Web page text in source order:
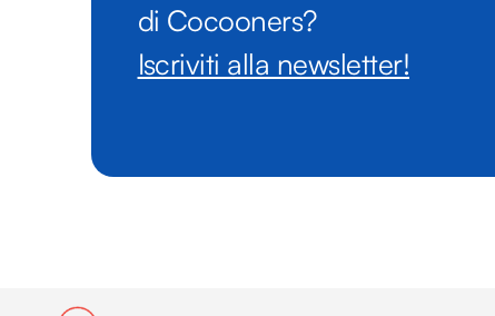
di Cocooners?
Iscriviti alla newsletter!